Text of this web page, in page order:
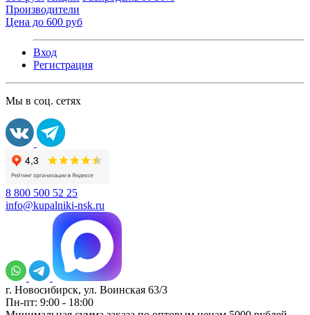
Производители
Цена до 600 руб
Вход
Регистрация
Мы в соц. сетях
8 800 500 52 25
info@kupalniki-nsk.ru
г. Новосибирск, ул. Воинская 63/3
Пн-пт: 9:00 - 18:00